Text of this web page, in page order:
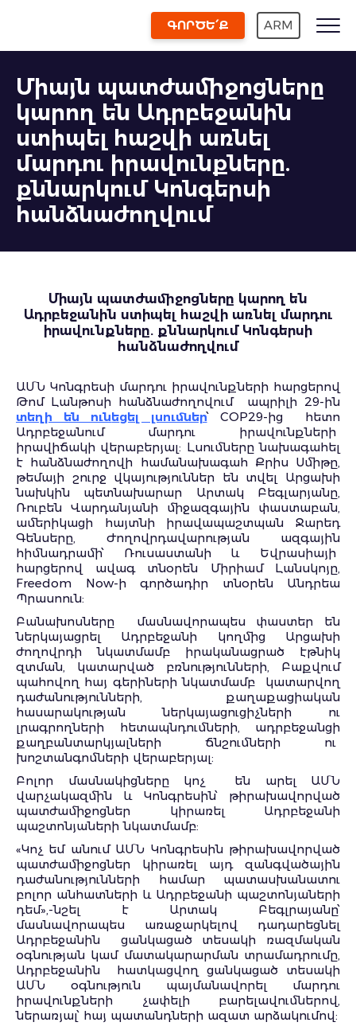
ԳՈՐԾԵ՛Ք ARM
Միայն պատժամիջոցները
կարող են Ադրբեջանին
ստիպել հաշվի առնել
մարդու իրավունքները.
քննարկում Կոնգերսի
հանձնաժողվում
Միայն պատժամիջոցները կարող են
Ադրբեջանին ստիպել հաշվի առնել մարդու
իրավունքները. քննարկում Կոնգերսի
հանձնաժողվում
ԱՄՆ Կոնգրեսի մարդու իրավունքների հարցերով
Թոմ Լանթոսի հանձնաժողովում ապրիլի 29-ին
տեղի են ունեցել լսումներ՝ COP29-ից հետո
Ադրբեջանում մարդու իրավունքների
իրավիճակի վերաբերյալ: Լսումները նախագահել
է հանձնաժողովի համանախագահ Քրիս Սմիթը,
թեմայի շուրջ վկայություններ են տվել Արցախի
նախկին պետնախարար Արտակ Բեգլարյանը,
Ռուբեն Վարդանյանի միջազգային փաստաբան,
ամերիկացի հայտնի իրավապաշտպան Ջարեդ
Գենսերը, Ժողովրդավարության ազգային
հիմնադրամի՝ Ռուսաստանի և Եվրասիայի
հարցերով ավագ տնօրեն Միրիամ Լանսկոյը,
Freedom Now-ի գործադիր տնօրեն Անդրեա
Պրասոուն:
Բանախոսները մասնավորապես փաստեր են
ներկայացրել Ադրբեջանի կողմից Արցախի
ժողովրդի նկատմամբ իրականացրած էթնիկ
զտման, կատարված բռնությունների, Բաքվում
պահովող հայ գերիների նկատմամբ կատարվող
դաժանությունների, քաղաքացիական
հասարակության ներկայացուցիչների ու
լրագրողների հետապնդումների, ադրբեջանցի
քաղբանտարկյալների ճնշումների ու
խոշտանգոմների վերաբերյալ:
Բոլոր մասնակիցները կոչ են արել ԱՄՆ
վարչակազմին և Կոնգրեսին՝ թիրախավորված
պատժամիջոցներ կիրառել Ադրբեջանի
պաշտոնյաների նկատմամբ:
«Կոչ եմ անում ԱՄՆ Կոնգրեսին թիրախավորված
պատժամիջոցներ կիրառել այդ զանգվածային
դաժանությունների համար պատասխանատու
բոլոր անհատների և Ադրբեջանի պաշտոնյաների
դեմ»,-նշել է Արտակ Բեգլրայանը՝
մասնավորապես առաջարկելով դադարեցնել
Ադրբեջանին ցանկացած տեսակի ռազմական
օգնության կամ մատակարարման տրամադրումը,
Ադրբեջանին հատկացվող ցանկացած տեսակի
ԱՄՆ օգնություն պայմանավորել մարդու
իրավունքների չափելի բարելավումներով,
ներառյալ՝ հայ պատանդների ազատ արձակումով: